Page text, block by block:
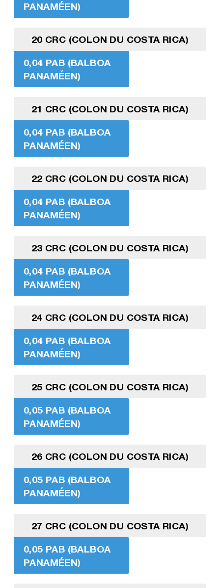
PANAMÉEN)
20 CRC (COLON DU COSTA RICA)
0,04 PAB (BALBOA
PANAMÉEN)
21 CRC (COLON DU COSTA RICA)
0,04 PAB (BALBOA
PANAMÉEN)
22 CRC (COLON DU COSTA RICA)
0,04 PAB (BALBOA
PANAMÉEN)
23 CRC (COLON DU COSTA RICA)
0,04 PAB (BALBOA
PANAMÉEN)
24 CRC (COLON DU COSTA RICA)
0,04 PAB (BALBOA
PANAMÉEN)
25 CRC (COLON DU COSTA RICA)
0,05 PAB (BALBOA
PANAMÉEN)
26 CRC (COLON DU COSTA RICA)
0,05 PAB (BALBOA
PANAMÉEN)
27 CRC (COLON DU COSTA RICA)
0,05 PAB (BALBOA
PANAMÉEN)